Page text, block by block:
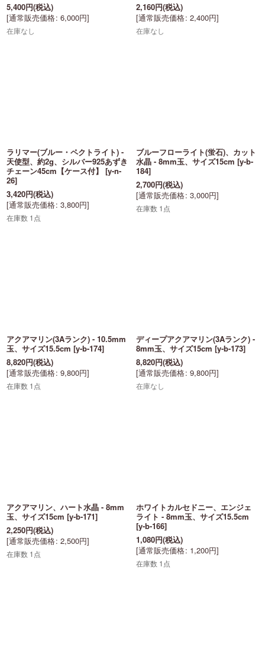
5,400円(税込)
[通常販売価格: 6,000円]
在庫なし
2,160円(税込)
[通常販売価格: 2,400円]
在庫なし
ラリマー(ブルー・ペクトライト) -
天使型、約2g、シルバー925あずき
チェーン45cm【ケース付】 [y-n-
26]
3,420円(税込)
[通常販売価格: 3,800円]
在庫数 1点
ブルーフローライト(蛍石)、カット
水晶 - 8mm玉、サイズ15cm [y-b-
184]
2,700円(税込)
[通常販売価格: 3,000円]
在庫数 1点
アクアマリン(3Aランク) - 10.5mm
玉、サイズ15.5cm [y-b-174]
8,820円(税込)
[通常販売価格: 9,800円]
在庫数 1点
ディープアクアマリン(3Aランク) -
8mm玉、サイズ15cm [y-b-173]
8,820円(税込)
[通常販売価格: 9,800円]
在庫なし
アクアマリン、ハート水晶 - 8mm
玉、サイズ15cm [y-b-171]
2,250円(税込)
[通常販売価格: 2,500円]
在庫数 1点
ホワイトカルセドニー、エンジェ
ライト - 8mm玉、サイズ15.5cm
[y-b-166]
1,080円(税込)
[通常販売価格: 1,200円]
在庫数 1点